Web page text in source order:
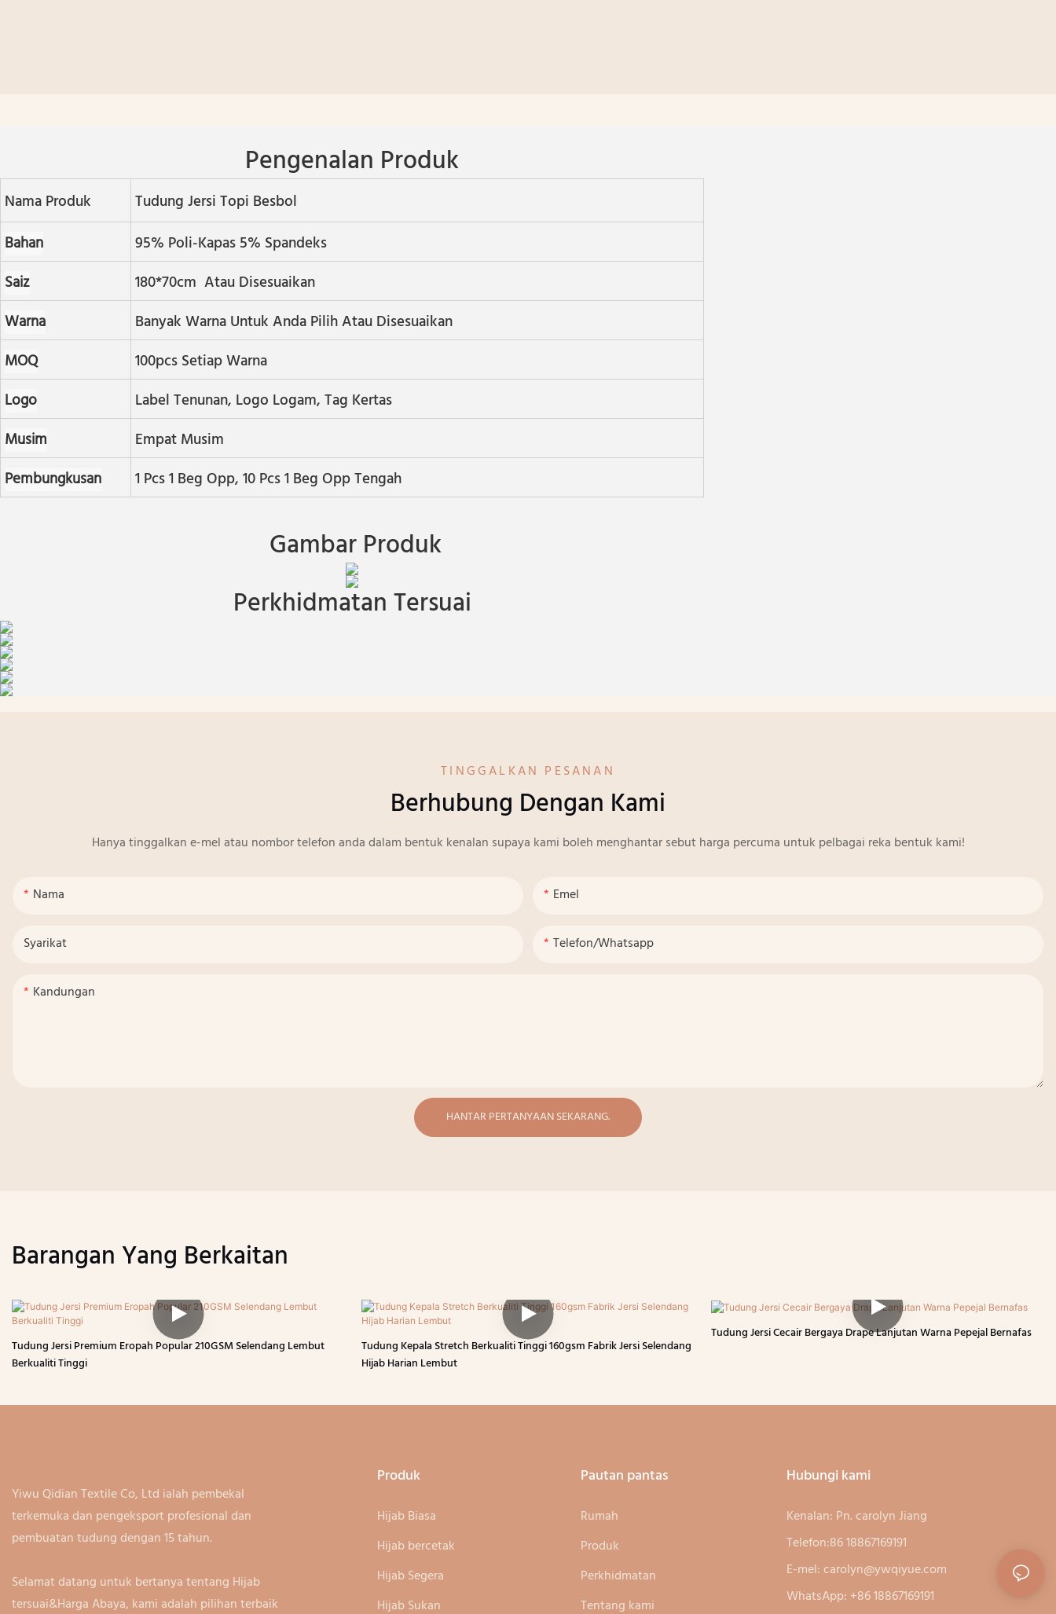
Pengenalan Produk
Nama Produk
Tudung Jersi Topi Besbol
Bahan
95% Poli-Kapas 5% Spandeks
Saiz
180*70cm Atau Disesuaikan
Warna
Banyak Warna Untuk Anda Pilih Atau Disesuaikan
MOQ
100pcs Setiap Warna
Logo
Label Tenunan, Logo Logam, Tag Kertas
Musim
Empat Musim
Pembungkusan
1 Pcs 1 Beg Opp, 10 Pcs 1 Beg Opp Tengah
Gambar Produk
Perkhidmatan Tersuai
TINGGALKAN PESANAN
Berhubung Dengan Kami
Hanya tinggalkan e-mel atau nombor telefon anda dalam bentuk kenalan supaya kami boleh menghantar sebut harga percuma untuk pelbagai reka bentuk kami!
Nama Emel
Syarikat Telefon/whatsapp
Kandungan
HANTAR PERTANYAAN SEKARANG.
Barangan Yang Berkaitan
Tudung Jersi Premium Eropah Popular 210GSM Selendang Lembut
Berkualiti Tinggi
Tudung Kepala Stretch Berkualiti Tinggi 160gsm Fabrik Jersi Selendang
Hijab Harian Lembut
Tudung Jersi Cecair Bergaya Drape Lanjutan Warna Pepejal Bernafas
Yiwu Qidian Textile Co, Ltd ialah pembekal
terkemuka dan pengeksport profesional dan
pembuatan tudung dengan 15 tahun.
Selamat datang untuk bertanya tentang Hijab
tersuai&Harga Abaya, kami adalah pilihan terbaik
Produk
Hijab Biasa
Hijab bercetak
Hijab Segera
Hijab Sukan
Pautan pantas
Rumah
Produk
Perkhidmatan
Tentang kami
Hubungi kami
Kenalan: Pn. carolyn Jiang
Telefon:86 18867169191
E-mel:carolyn@ywqiyue.com
WhatsApp: +86 18867169191